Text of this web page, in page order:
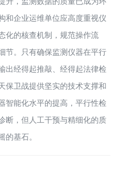
和企业运维单位应高度重视仪
化的核查机制，规范操作流
节。只有确保监测仪器在平行
出经得起推敲、经得起法律检
保卫战提供坚实的技术支撑和
智能化水平的提高，平行性检
断，但人工干预与精细化的质
的基石。